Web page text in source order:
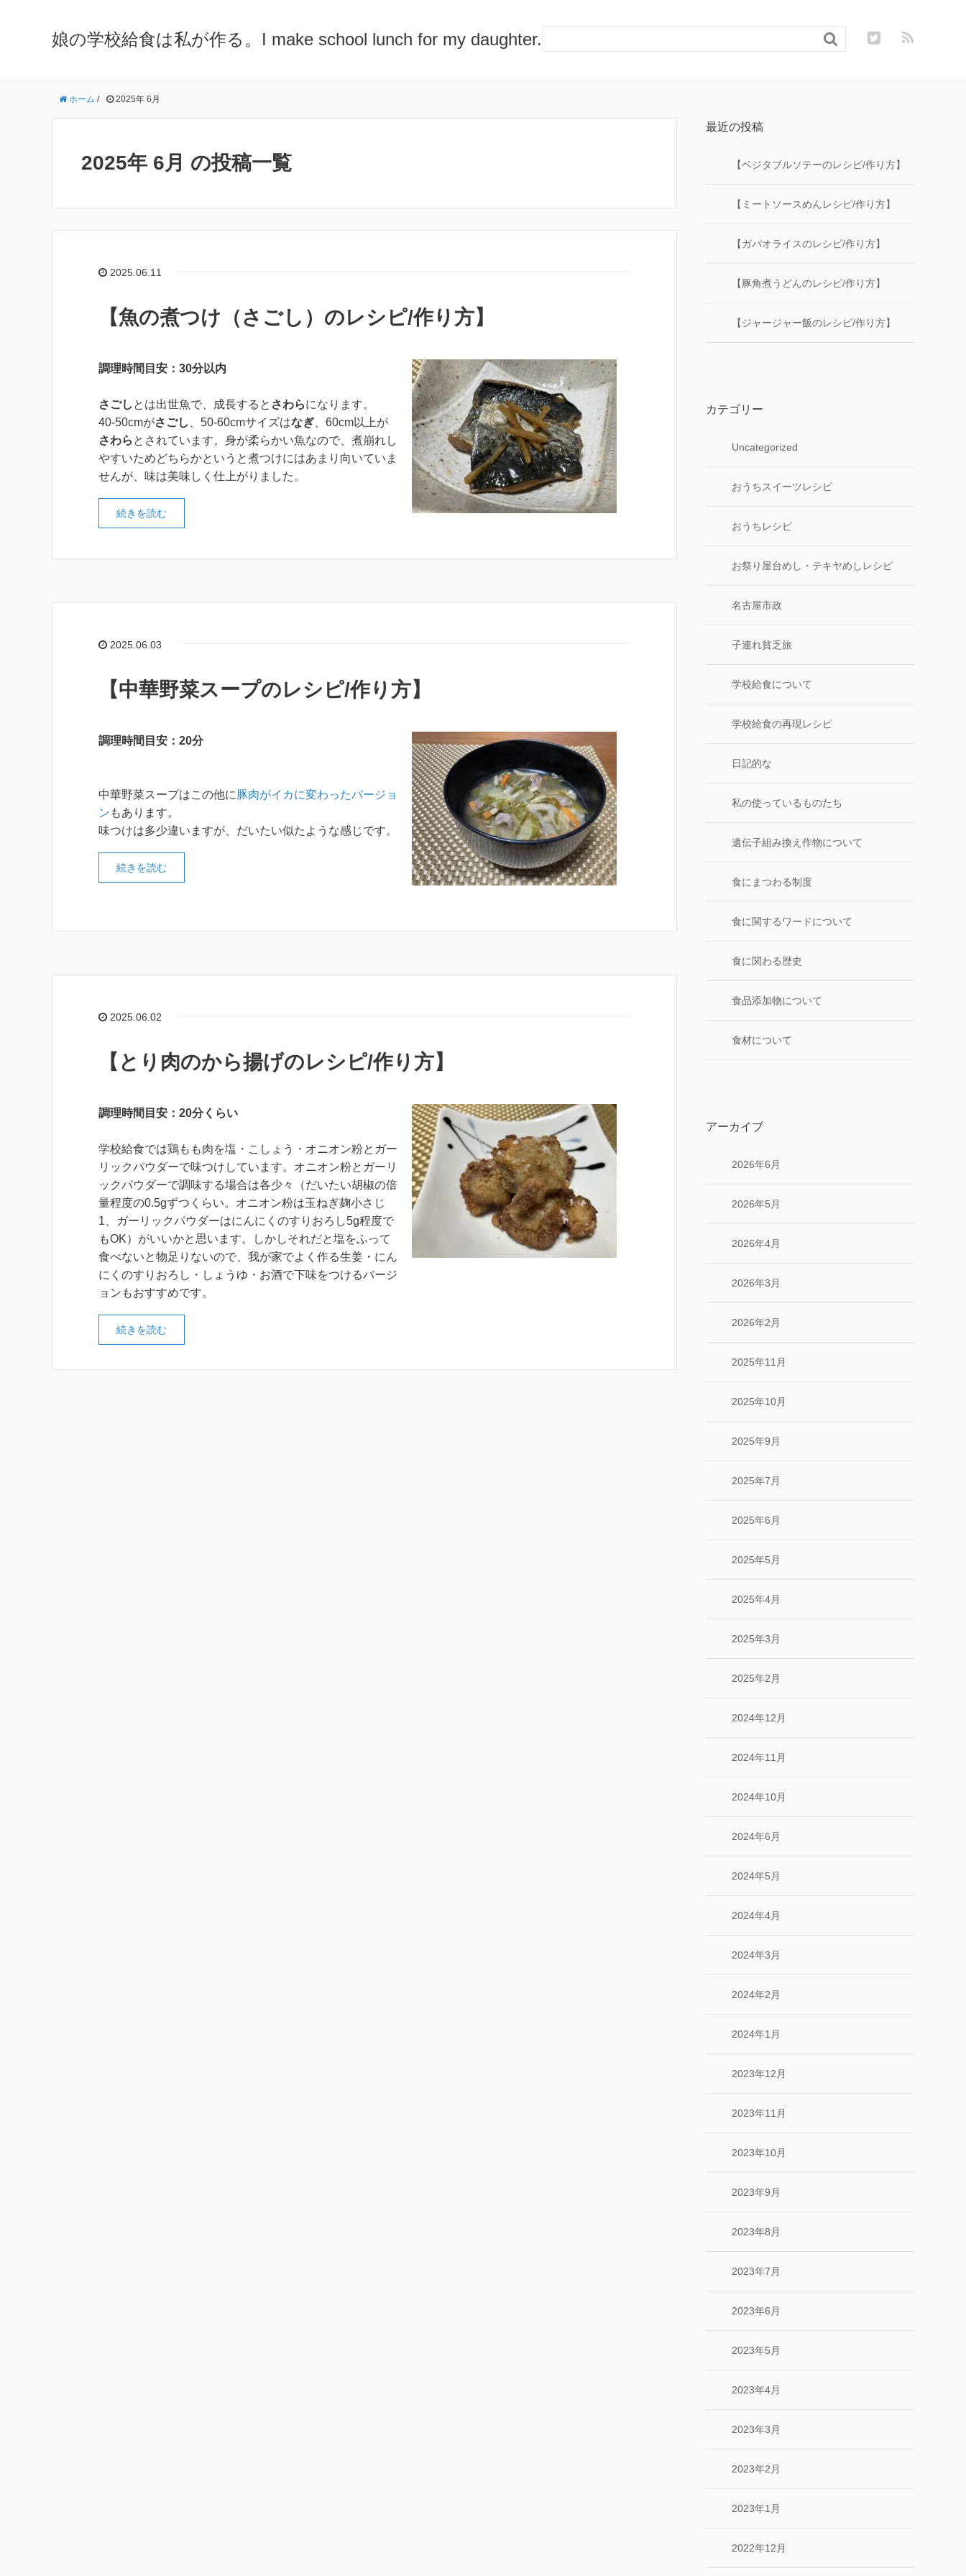
娘の学校給食は私が作る。I make school lunch for my daughter. 
ホーム / 2025年 6月
2025年 6月 の投稿一覧
2025.06.11
【魚の煮つけ（さごし）のレシピ/作り方】
調理時間目安：30分以内
さごし とは出世魚で、成長すると さわらになります。
40-50cmがさごし 、50-60cmサイズはなぎ 、60cm以上が
さわら とされています。身が柔らかい魚なので、煮崩れし
やすいためどちらかというと煮つけにはあまり向いていま
せんが、味は美味しく仕上がりました。
続きを読む
2025.06.03
【中華野菜スープのレシピ/作り方】
調理時間目安：20分
中華野菜スープはこの他に豚肉がイカに変わったバージョ
ン もあります。
味つけは多少違いますが、だいたい似たような感じです。
続きを読む
2025.06.02
【とり肉のから揚げのレシピ/作り方】
調理時間目安：20分くらい
学校給食では鶏もも肉を塩・こしょう・オニオン粉とガー
リックパウダーで味つけしています。オニオン粉とガーリ
ックパウダーで調味する場合は各少々（だいたい胡椒の倍
量程度の0.5gずつくらい。オニオン粉は玉ねぎ麹小さじ
1、ガーリックパウダーはにんにくのすりおろし5g程度で
もOK）がいいかと思います。しかしそれだと塩をふって
食べないと物足りないので、我が家でよく作る生姜・にん
にくのすりおろし・しょうゆ・お酒で下味をつけるバージ
ョンもおすすめです。
続きを読む
最近の投稿
【ベジタブルソテーのレシピ/作り方】
【ミートソースめんレシピ/作り方】
【ガパオライスのレシピ/作り方】
【豚角煮うどんのレシピ/作り方】
【ジャージャー飯のレシピ/作り方】
カテゴリー
Uncategorized
おうちスイーツレシピ
おうちレシピ
お祭り屋台めし・テキヤめしレシピ
名古屋市政
子連れ貧乏旅
学校給食について
学校給食の再現レシピ
日記的な
私の使っているものたち
遺伝子組み換え作物について
食にまつわる制度
食に関するワードについて
食に関わる歴史
食品添加物について
食材について
アーカイブ
2026年6月
2026年5月
2026年4月
2026年3月
2026年2月
2025年11月
2025年10月
2025年9月
2025年7月
2025年6月
2025年5月
2025年4月
2025年3月
2025年2月
2024年12月
2024年11月
2024年10月
2024年6月
2024年5月
2024年4月
2024年3月
2024年2月
2024年1月
2023年12月
2023年11月
2023年10月
2023年9月
2023年8月
2023年7月
2023年6月
2023年5月
2023年4月
2023年3月
2023年2月
2023年1月
2022年12月